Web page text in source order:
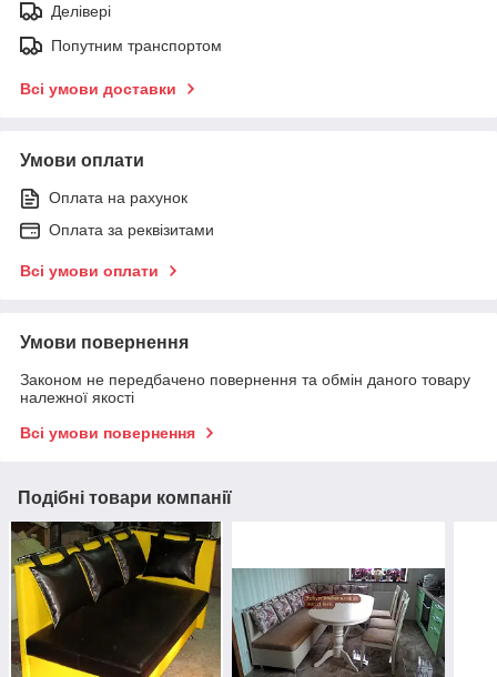
Делівері
Попутним транспортом
Всі умови доставки
Умови оплати
Оплата на рахунок
Оплата за реквізитами
Всі умови оплати
Умови повернення
Законом не передбачено повернення та обмін даного товару
належної якості
Всі умови повернення
Подібні товари компанії